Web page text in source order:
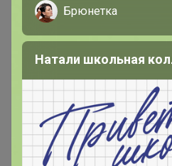
Брюнетка
Натали школьная